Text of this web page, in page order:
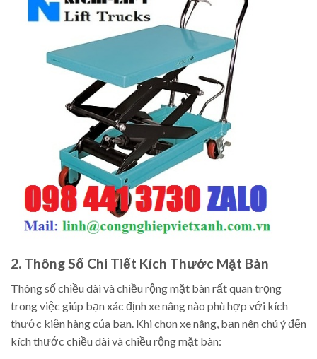
2. Thông Số Chi Tiết Kích Thước Mặt Bàn
Thông số chiều dài và chiều rộng mặt bàn rất quan trọng
trong việc giúp bạn xác định xe nâng nào phù hợp với kích
thước kiện hàng của bạn. Khi chọn xe nâng, bạn nên chú ý đến
kích thước chiều dài và chiều rộng mặt bàn: